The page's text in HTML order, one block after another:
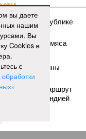
на публике
здоровья
куриного мяса
с НАТО
Украины
изменить маршрут
и Ирландией
вы даете
нашим
Вы
Cookies в
с